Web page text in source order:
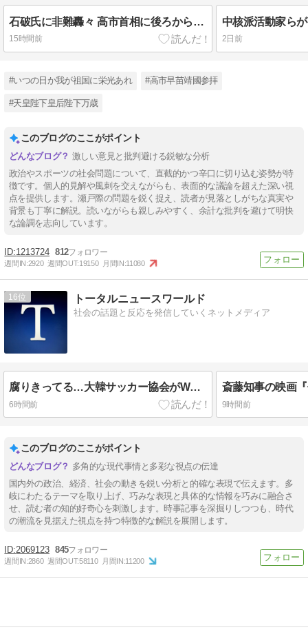
石破氏に非難轟々 高市首相に後ろから〝鉄砲〟
15時間前 2日前
#いつの日か我が祖国に栄光あれ #高市早苗靖國参拝
#天皇陛下皇后陛下万歳
このブログのここがポイント
激しい意見と批判避ける鋭敏な分析
政治やスポーツの社会問題について、直截的かつ辛口に切り込む姿勢が特
徴です。個人的見解や風刺を交えながらも、表面的な議論を超えた深い視
点を提供します。瀬戸際の問題を鋭く捉え、読者が見落としがちな真実や
背景も丁寧に解説。読いながらも親しみやすく、余計な批判を避けて明快
な論調を志向しています。
1213724 812
週間IN:2920 週間OUT:19150 月間IN:11080
16 トータルニュースワールド
社会の話題と反応を発信していくネットメディア
腐りきってる…大韓サッカー協会がW杯予選含む試合で、外国人審判へ性接していたことが判明 法人カード不正流用は1496回・2億ウォン超
6時間前 9時間前
このブログのここがポイント
多角的な現代事情と多彩な視点の伝達
国内外の政治、経済、社会の動きを鋭い分析と的確な表現で伝えます。多
岐にわたるテーマを取り上げ、巧みな表現と具体的な情報を巧みに融合さ
せ、読む者の知的好奇心を刺激します。時事記事を深掘りしつつも、時代
の潮流を見据えた視点を持つ特徴的な解説を展開します。
2069123 845
週間IN:2860 週間OUT:58110 月間IN:11200